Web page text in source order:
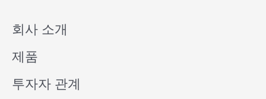
회사 소개
제품
투자자 관계